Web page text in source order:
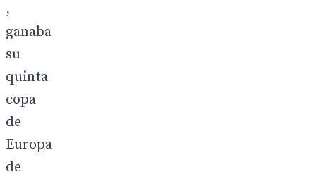
,
ganaba
su
quinta
copa
de
Europa
de